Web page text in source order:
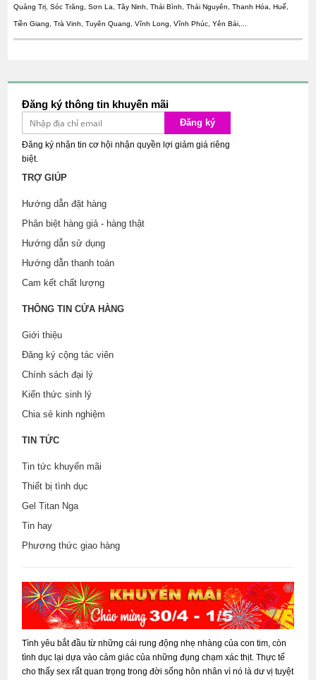
Quảng Trị, Sóc Trăng, Sơn La, Tây Ninh, Thái Bình, Thái Nguyên, Thanh Hóa, Huế,
Tiền Giang, Trà Vinh, Tuyên Quang, Vĩnh Long, Vĩnh Phúc, Yên Bái,...
Đăng ký thông tin khuyến mãi
Đăng ký
Đăng ký nhận tin cơ hội nhận quyền lợi giảm giá riêng
biệt.
TRỢ GIÚP
Hướng dẫn đặt hàng
Phân biệt hàng giả - hàng thật
Hướng dẫn sử dụng
Hướng dẫn thanh toán
Cam kết chất lượng
THÔNG TIN CỬA HÀNG
Giới thiệu
Đăng ký cộng tác viên
Chính sách đại lý
Kiến thức sinh lý
Chia sẻ kinh nghiệm
TIN TỨC
Tin tức khuyến mãi
Thiết bị tình dục
Gel Titan Nga
Tin hay
Phương thức giao hàng
Tình yêu bắt đầu từ những cái rung động nhẹ nhàng của con tim, còn
tình dục lại dựa vào cảm giác của những đụng chạm xác thịt. Thực tế
cho thấy sex rất quan trọng trong đời sống hôn nhân vì nó là dư vị tuyệt